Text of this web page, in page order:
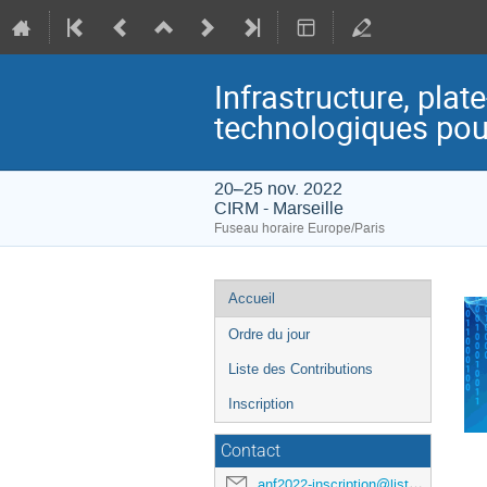
Infrastructure,
technologiques
20–25 nov. 2022
CIRM - Marseille
Fuseau horaire Europe/Paris
Menu
de
l'événement
Accueil
Ordre du jour
Liste des Contributions
Inscription
Contact